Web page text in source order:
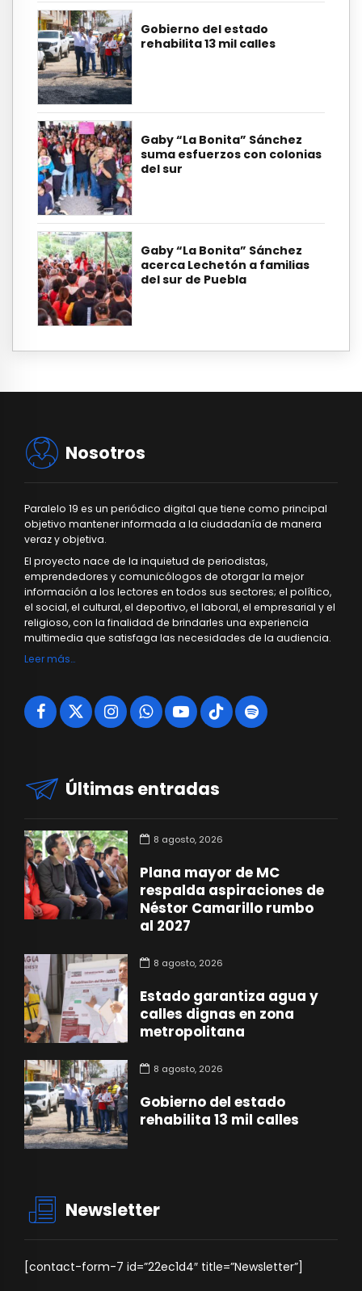
Gobierno del estado
rehabilita 13 mil calles
Gaby “La Bonita” Sánchez
suma esfuerzos con colonias
del sur
Gaby “La Bonita” Sánchez
acerca Lechetón a familias
del sur de Puebla
Nosotros
Paralelo 19 es un periódico digital que tiene como principal
objetivo mantener informada a la ciudadanía de manera
veraz y objetiva.
El proyecto nace de la inquietud de periodistas,
emprendedores y comunicólogos de otorgar la mejor
información a los lectores en todos sus sectores; el político,
el social, el cultural, el deportivo, el laboral, el empresarial y el
religioso, con la finalidad de brindarles una experiencia
multimedia que satisfaga las necesidades de la audiencia.
Leer más…
Últimas entradas
8 agosto, 2026
Plana mayor de MC
respalda aspiraciones de
Néstor Camarillo rumbo
al 2027
8 agosto, 2026
Estado garantiza agua y
calles dignas en zona
metropolitana
8 agosto, 2026
Gobierno del estado
rehabilita 13 mil calles
Newsletter
[contact-form-7 id=”22ec1d4″ title=”Newsletter”]